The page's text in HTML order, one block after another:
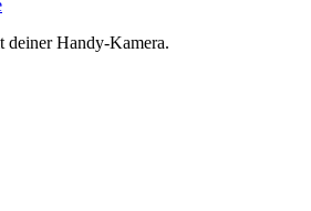
deiner Handy-Kamera.